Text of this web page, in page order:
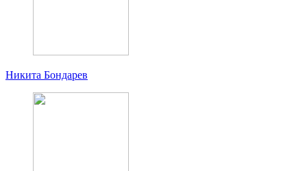
Никита Бондарев